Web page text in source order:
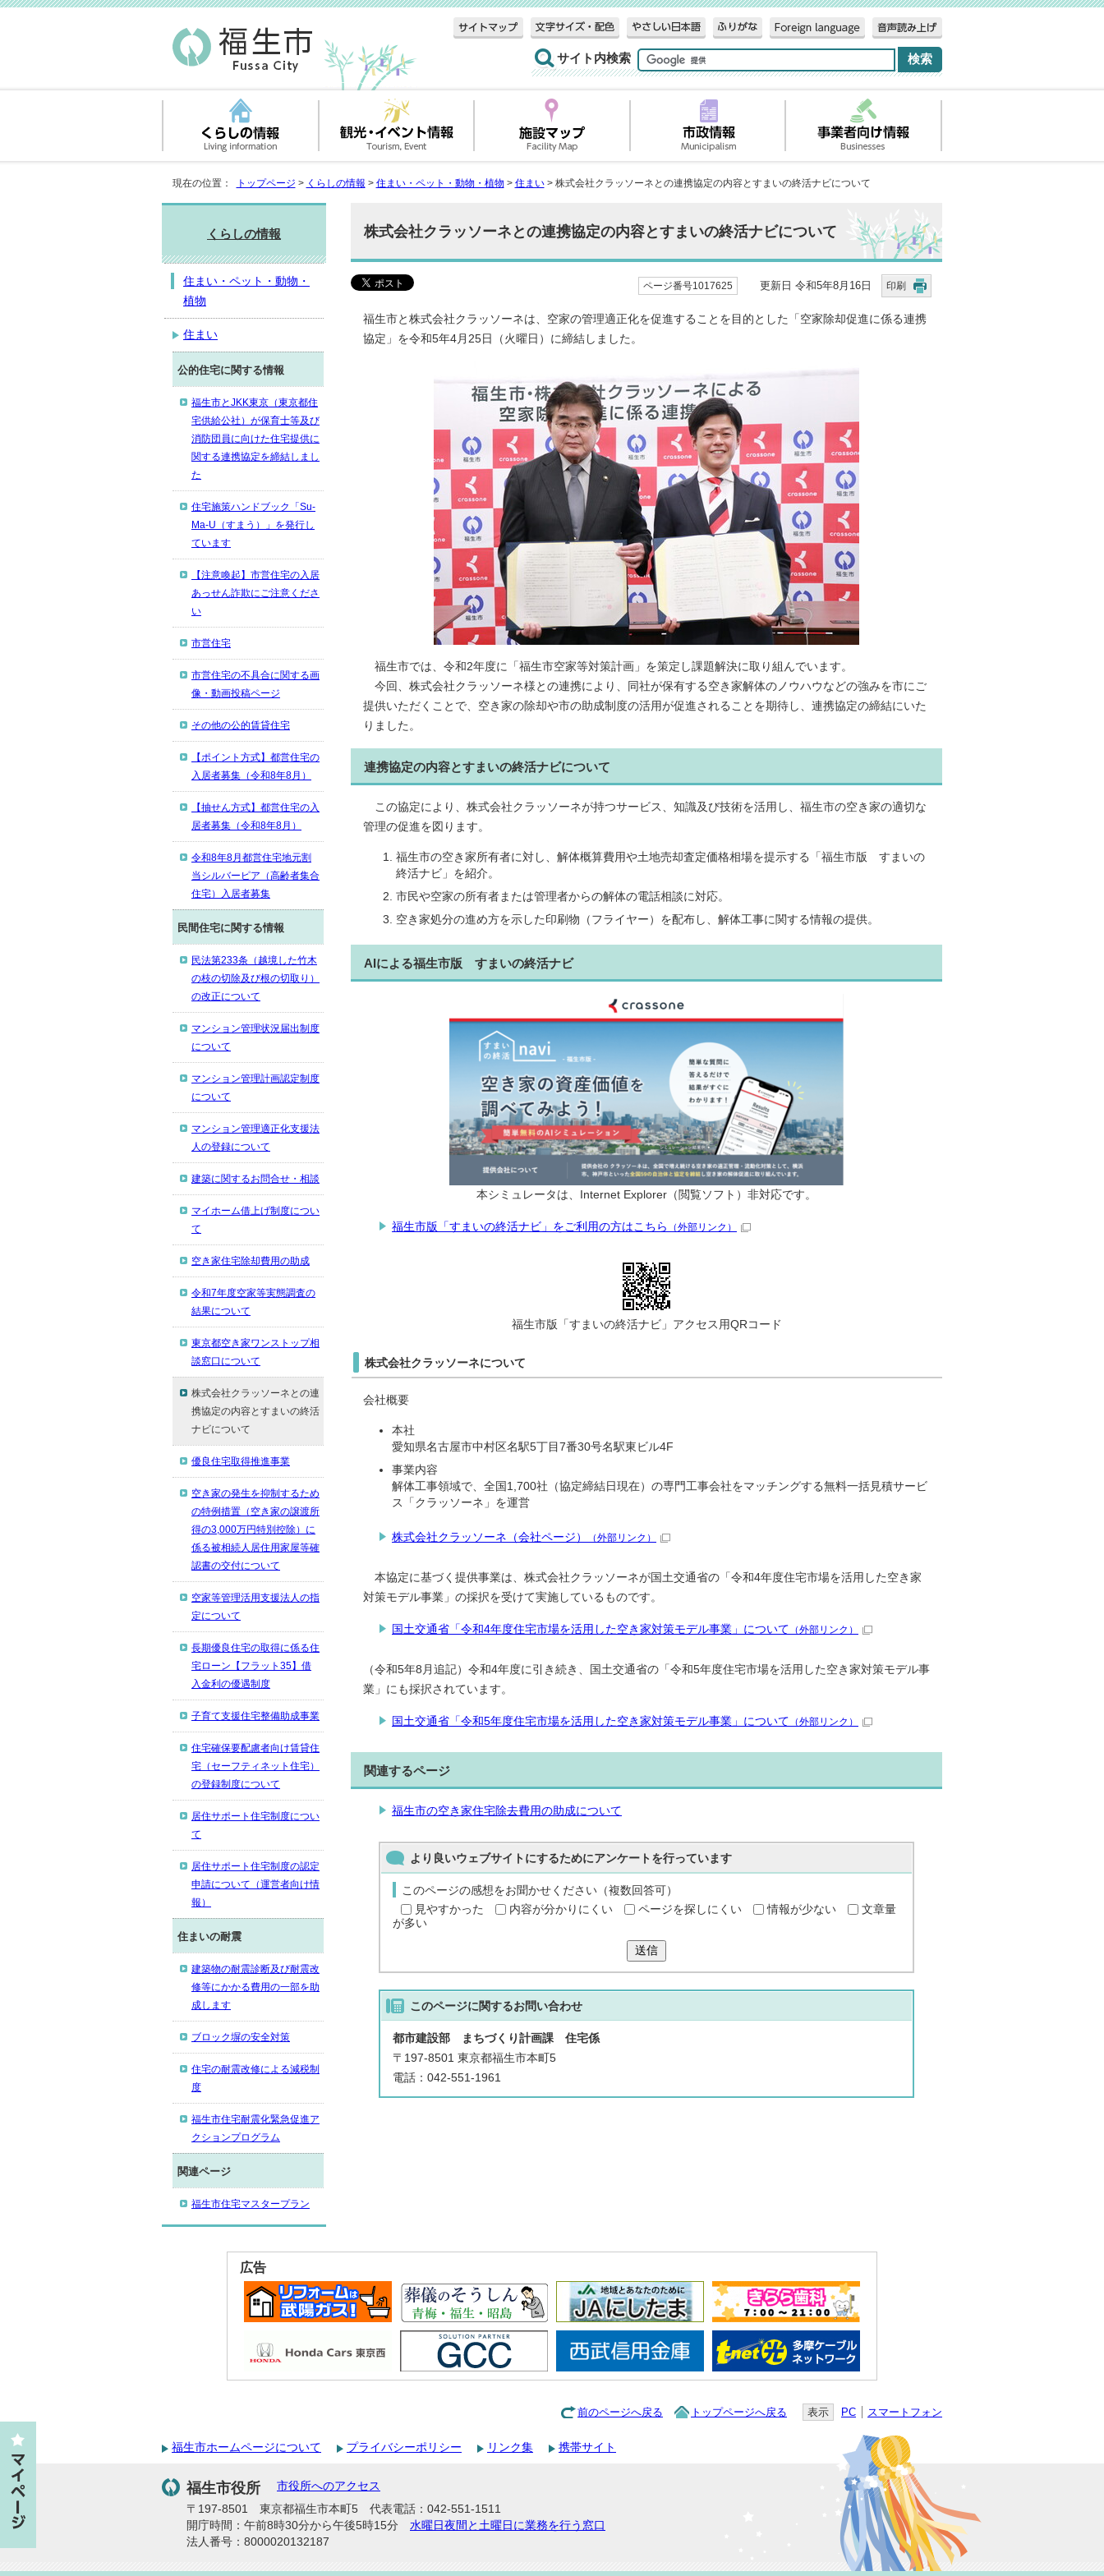
サイト内検索
現在の位置： トップページ > くらしの情報 > 住まい・ペット・動物・植物 > 住まい> 株式会社クラッソーネとの連携協定の内容とすまいの終活ナビについて
株式会社クラッソーネとの連携協定の内容とすまいの終活ナビについて
ページ番号1017625 更新日 令和5年8月16日 印刷
福生市と株式会社クラッソーネは、空家の管理適正化を促進することを目的とした「空家除却促進に係る連携
協定」を令和5年4月25日（火曜日）に締結しました。
福生市では、令和2年度に「福生市空家等対策計画」を策定し課題解決に取り組んでいます。
今回、株式会社クラッソーネ様との連携により、同社が保有する空き家解体のノウハウなどの強みを市にご
提供いただくことで、空き家の除却や市の助成制度の活用が促進されることを期待し、連携協定の締結にいた
りました。
連携協定の内容とすまいの終活ナビについて
この協定により、株式会社クラッソーネが持つサービス、知識及び技術を活用し、福生市の空き家の適切な
管理の促進を図ります。
福生市の空き家所有者に対し、解体概算費用や土地売却査定価格相場を提示する「福生市版 すまいの
終活ナビ」を紹介。
市民や空家の所有者または管理者からの解体の電話相談に対応。
空き家処分の進め方を示した印刷物（フライヤー）を配布し、解体工事に関する情報の提供。
AIによる福生市版 すまいの終活ナビ
本シミュレータは、Internet Explorer（閲覧ソフト）非対応です。
福生市版「すまいの終活ナビ」をご利用の方はこちら （外部リンク）
福生市版「すまいの終活ナビ」アクセス用QRコード
株式会社クラッソーネについて
会社概要
本社
愛知県名古屋市中村区名駅5丁目7番30号名駅東ビル4F
事業内容
解体工事領域で、全国1,700社（協定締結日現在）の専門工事会社をマッチングする無料一括見積サービ
ス「クラッソーネ」を運営
株式会社クラッソーネ（会社ページ） （外部リンク）
本協定に基づく提供事業は、株式会社クラッソーネが国土交通省の「令和4年度住宅市場を活用した空き家
対策モデル事業」の採択を受けて実施しているものです。
国土交通省「令和4年度住宅市場を活用した空き家対策モデル事業」について （外部リンク）
（令和5年8月追記）令和4年度に引き続き、国土交通省の「令和5年度住宅市場を活用した空き家対策モデル事
業」にも採択されています。
国土交通省「令和5年度住宅市場を活用した空き家対策モデル事業」について （外部リンク）
関連するページ
福生市の空き家住宅除去費用の助成について
より良いウェブサイトにするためにアンケートを行っています
このページの感想をお聞かせください（複数回答可）
見やすかった
内容が分かりにくい ページを探しにくい 情報が少ない
文章量
が多い
送信
このページに関するお問い合わせ
都市建設部 まちづくり計画課 住宅係
〒197-8501 東京都福生市本町5
電話：042-551-1961
くらしの情報
住まい・ペット・動物・
植物
住まい
公的住宅に関する情報
福生市とJKK東京（東京都住
宅供給公社）が保育士等及び
消防団員に向けた住宅提供に
関する連携協定を締結しまし
た
住宅施策ハンドブック「Su-
Ma-U（すまう）」を発行し
ています
【注意喚起】市営住宅の入居
あっせん詐欺にご注意くださ
い
市営住宅
市営住宅の不具合に関する画
像・動画投稿ページ
その他の公的賃貸住宅
【ポイント方式】都営住宅の
入居者募集（令和8年8月）
【抽せん方式】都営住宅の入
居者募集（令和8年8月）
令和8年8月都営住宅地元割
当シルバーピア（高齢者集合
住宅）入居者募集
民間住宅に関する情報
民法第233条（越境した竹木
の枝の切除及び根の切取り）
の改正について
マンション管理状況届出制度
について
マンション管理計画認定制度
について
マンション管理適正化支援法
人の登録について
建築に関するお問合せ・相談
マイホーム借上げ制度につい
て
空き家住宅除却費用の助成
令和7年度空家等実態調査の
結果について
東京都空き家ワンストップ相
談窓口について
株式会社クラッソーネとの連
携協定の内容とすまいの終活
ナビについて
優良住宅取得推進事業
空き家の発生を抑制するため
の特例措置（空き家の譲渡所
得の3,000万円特別控除）に
係る被相続人居住用家屋等確
認書の交付について
空家等管理活用支援法人の指
定について
長期優良住宅の取得に係る住
宅ローン【フラット35】借
入金利の優遇制度
子育て支援住宅整備助成事業
住宅確保要配慮者向け賃貸住
宅（セーフティネット住宅）
の登録制度について
居住サポート住宅制度につい
て
居住サポート住宅制度の認定
申請について（運営者向け情
報）
住まいの耐震
建築物の耐震診断及び耐震改
修等にかかる費用の一部を助
成します
ブロック塀の安全対策
住宅の耐震改修による減税制
度
福生市住宅耐震化緊急促進ア
クションプログラム
関連ページ
福生市住宅マスタープラン
広告
前のページへ戻る トップページへ戻る 表示 PC スマートフォン
福生市ホームページについて プライバシーポリシー リンク集 携帯サイト
福生市役所
市役所へのアクセス
〒197-8501 東京都福生市本町5 代表電話：042-551-1511
開庁時間：午前8時30分から午後5時15分 水曜日夜間と土曜日に業務を行う窓口
法人番号：8000020132187